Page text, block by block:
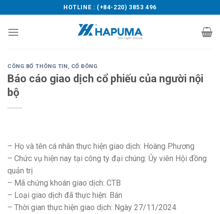
to
content
HOTLINE : (+84-220) 3853 496
CÔNG BỐ THÔNG TIN, CỔ ĐÔNG
Báo cáo giao dịch cổ phiếu của người nội
bộ
– Họ và tên cá nhân thực hiện giao dịch: Hoàng Phương
– Chức vụ hiện nay tại công ty đại chúng: Ủy viên Hội đồng
quản trị
– Mã chứng khoán giao dịch: CTB
– Loại giao dịch đã thực hiện: Bán
– Thời gian thực hiện giao dịch: Ngày 27/11/2024